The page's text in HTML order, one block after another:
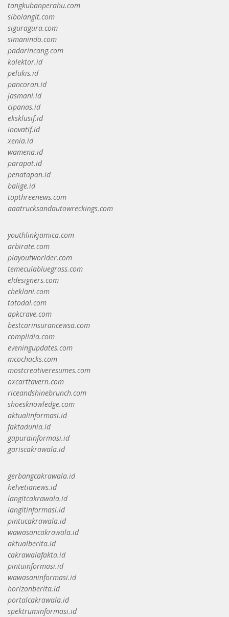
tangkubanperahu.com
sibolangit.com
siguragura.com
simanindo.com
padarincang.com
kolektor.id
pelukis.id
pancoran.id
jasmani.id
cipanas.id
eksklusif.id
inovatif.id
xenia.id
wamena.id
parapat.id
penatapan.id
balige.id
topthreenews.com
aaatrucksandautowreckings.com
youthlinkjamica.com
arbirate.com
playoutworlder.com
temeculabluegrass.com
eldesigners.com
cheklani.com
totodal.com
apkcrave.com
bestcarinsurancewsa.com
complidia.com
eveningupdates.com
mcochacks.com
mostcreativeresumes.com
oxcarttavern.com
riceandshinebrunch.com
shoesknowledge.com
aktualinformasi.id
faktadunia.id
gapurainformasi.id
gariscakrawala.id
gerbangcakrawala.id
helvetianews.id
langitcakrawala.id
langitinformasi.id
pintucakrawala.id
wawasancakrawala.id
aktualberita.id
cakrawalafakta.id
pintuinformasi.id
wawasaninformasi.id
horizonberita.id
portalcakrawala.id
spektruminformasi.id